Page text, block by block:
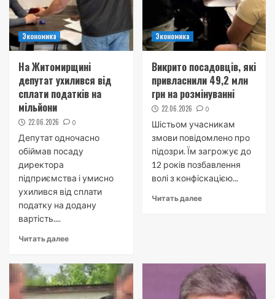
Экономика
На Житомирщині
депутат ухилився від
сплати податків на
мільйони
22.06.2026 0
Депутат одночасно
обіймав посаду
директора
підприємства і умисно
ухилився від сплати
податку на додану
вартість....
Читать далее
Экономика
Викрито посадовців, які
привласнили 49,2 млн
грн на розмінуванні
22.06.2026 0
Шістьом учасникам
змови повідомлено про
підозри. Їм загрожує до
12 років позбавлення
волі з конфіскацією...
Читать далее